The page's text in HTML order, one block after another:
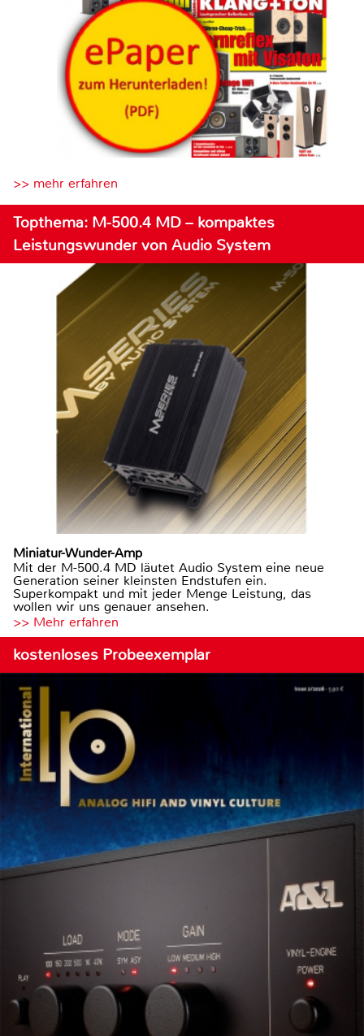
>> mehr erfahren
Topthema: M-500.4 MD – kompaktes
Leistungswunder von Audio System
Miniatur-Wunder-Amp
Mit der M-500.4 MD läutet Audio System eine neue
Generation seiner kleinsten Endstufen ein.
Superkompakt und mit jeder Menge Leistung, das
wollen wir uns genauer ansehen.
>> Mehr erfahren
kostenloses Probeexemplar